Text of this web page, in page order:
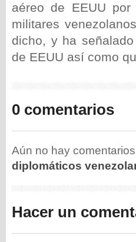
aéreo de EEUU por
militares
dicho, y ha
de EEUU así como
0 comentarios
Aún no hay
diplomáticos
Hacer un